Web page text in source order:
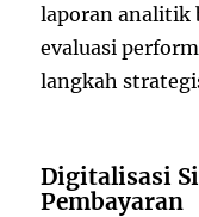
laporan analitik
evaluasi
langkah
Digitalisasi
Pembayaran